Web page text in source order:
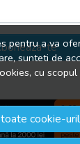
pentru a va
sunteti de
cu
cookie-
te